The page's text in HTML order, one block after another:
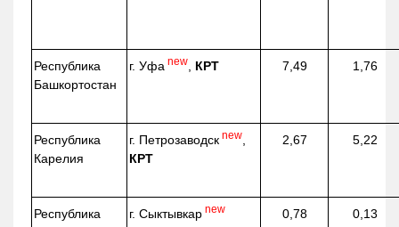
Республика
Башкортостан
г. Уфа new КРТ 7,49 1,76
Республика
Карелия
г. Петрозаводск new
КРТ
2,67 5,22
Республика
г. Сыктывкар new 0,78 0,13